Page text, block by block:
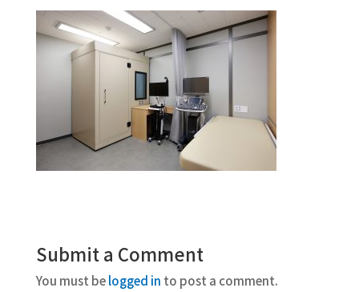
Submit a Comment
You must belogged in to post a comment.